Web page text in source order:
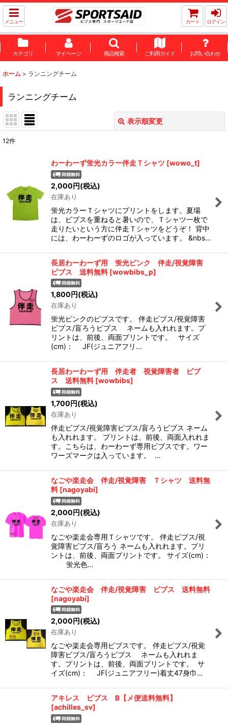
メニュー カート ログイン
カテゴリ マイページ 商品検索 ご利用ガイド お問い合わせ
ホーム > ランニングチーム
ランニングチーム
表示順変更
並び順
絞り込む
12件
わーわーず蛍光カラー伴走Ｔシャツ [wowo_t]
2,000円(税込)
在庫あり
蛍光カラーＴシャツにプリントをします。夏場
は、ビブスを重ねると暑いので、Ｔシャツ一枚で
走りたいという方に伴走Ｔシャツをどうぞ！ 背中
には、わーわーずのロゴが入っています。 &nbs…
長居わーわーず用 蛍光ピンク 伴走/視覚障害
ビブス 送料無料 [wowbibs_p]
1,800円(税込)
在庫あり
蛍光ピンクのビブスです。 伴走ビブス/視覚障害
ビブス/盲ろうビブス ネームも入れれます。プ
リントは、前後、両面プリントです。 サイズ
(cm)： JF(ジュニアフリ…
長居わーわーず用 伴走者 視覚障害者 ビブ
ス 送料無料 [wowbibs]
1,700円(税込)
在庫あり
伴走ビブス/視覚障害ビブス/盲ろうビブス ネーム
も入れれます。 プリントは、前後、両面入れれま
す。こちらは、わーわーず専用ビブスです。ワー
ワーズマークは入っています。 …
なごや楽走会 伴走/視覚障害 Ｔシャツ 送料無
料 [nagoyabi]
2,000円(税込)
在庫あり
なごや楽走会専用Ｔシャツです。 伴走ビブス/視
覚障害ビブス/盲ろう ネームも入れれます。プリ
ントは、前後、両面プリントです。 サイズ(cm)：
蛍光色…
なごや楽走会 伴走/視覚障害 ビブス 送料無料
[nagoyabi]
2,000円(税込)
在庫あり
なごや楽走会専用ビブスです。 伴走ビブス/視覚
障害ビブス/盲ろうビブス ネームも入れれま
す。プリントは、前後、両面プリントです。 サ
イズ(cm)： JF(ジュニアフリー)着丈47身巾…
アキレス ビブス B【メ便送料無料】
[achilles_sv]